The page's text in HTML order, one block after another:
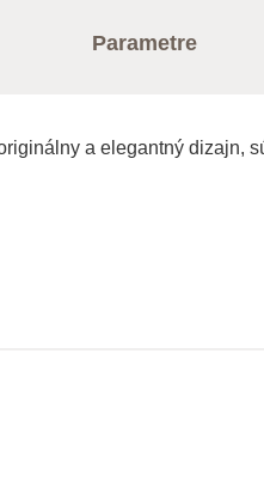
Parametre
a elegantný dizajn,